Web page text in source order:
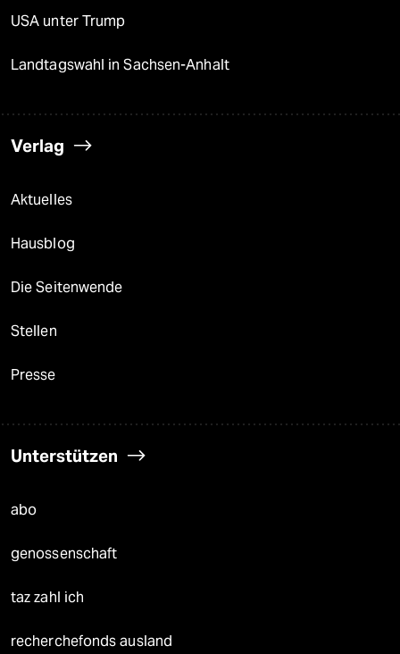
USA unter Trump
Landtagswahl in Sachsen-Anhalt
Verlag
Aktuelles
Hausblog
Die Seitenwende
Stellen
Presse
Unterstützen
abo
genossenschaft
taz zahl ich
recherchefonds ausland